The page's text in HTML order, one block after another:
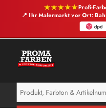
★★★★★Profi-
📍 Ihr Malermarkt vor Ort: